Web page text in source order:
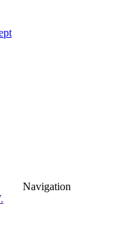
Navigation